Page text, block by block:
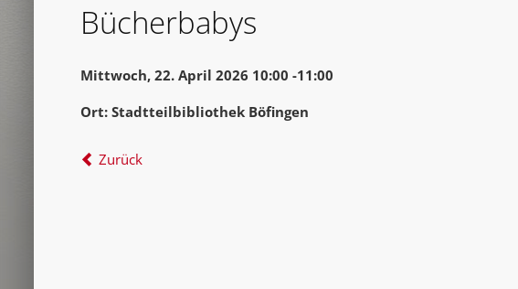
Bücherbabys
Mittwoch, 22. April 2026 10:00 -11:00
Ort: Stadtteilbibliothek Böfingen
Zurück